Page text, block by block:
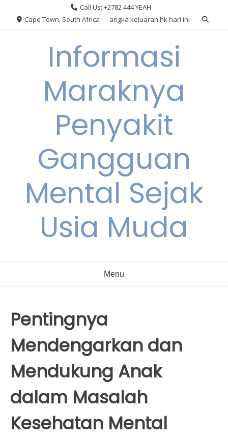
Call Us: +2782 444 YEAH
Cape Town, South Africa
angka keluaran hk hari ini
Informasi
Maraknya
Penyakit
Gangguan
Mental Sejak
Usia Muda
Menu
Pentingnya
Mendengarkan dan
Mendukung Anak
dalam Masalah
Kesehatan Mental